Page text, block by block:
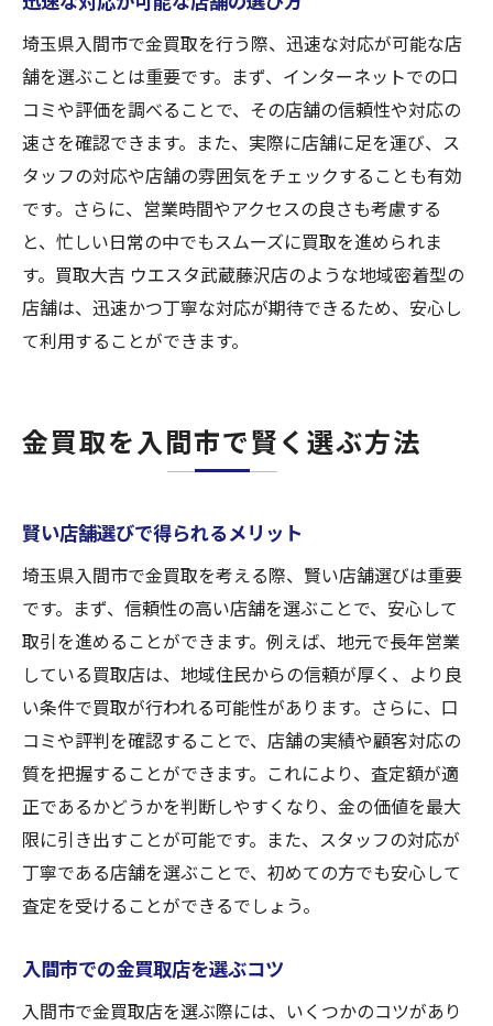
埼玉県入間市で金買取を行う際、迅速な対応が可能な店
舗を選ぶことは重要です。まず、インターネットでの口
コミや評価を調べることで、その店舗の信頼性や対応の
速さを確認できます。また、実際に店舗に足を運び、ス
タッフの対応や店舗の雰囲気をチェックすることも有効
です。さらに、営業時間やアクセスの良さも考慮する
と、忙しい日常の中でもスムーズに買取を進められま
す。買取大吉 ウエスタ武蔵藤沢店のような地域密着型の
店舗は、迅速かつ丁寧な対応が期待できるため、安心し
て利用することができます。
金買取を入間市で賢く選ぶ方法
賢い店舗選びで得られるメリット
埼玉県入間市で金買取を考える際、賢い店舗選びは重要
です。まず、信頼性の高い店舗を選ぶことで、安心して
取引を進めることができます。例えば、地元で長年営業
している買取店は、地域住民からの信頼が厚く、より良
い条件で買取が行われる可能性があります。さらに、口
コミや評判を確認することで、店舗の実績や顧客対応の
質を把握することができます。これにより、査定額が適
正であるかどうかを判断しやすくなり、金の価値を最大
限に引き出すことが可能です。また、スタッフの対応が
丁寧である店舗を選ぶことで、初めての方でも安心して
査定を受けることができるでしょう。
入間市での金買取店を選ぶコツ
入間市で金買取店を選ぶ際には、いくつかのコツがあり